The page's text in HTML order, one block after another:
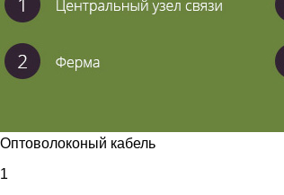
Оптоволоконый кабель
1